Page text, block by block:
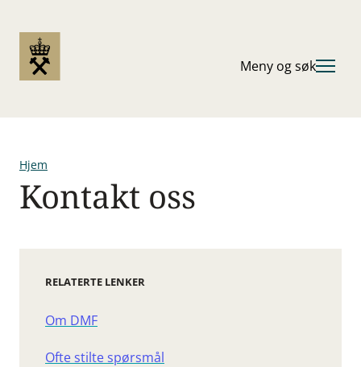
hovedinnhold
Meny og søk
Navigasjonssti
Hjem
Kontakt oss
RELATERTE LENKER
Om DMF
Ofte stilte spørsmål